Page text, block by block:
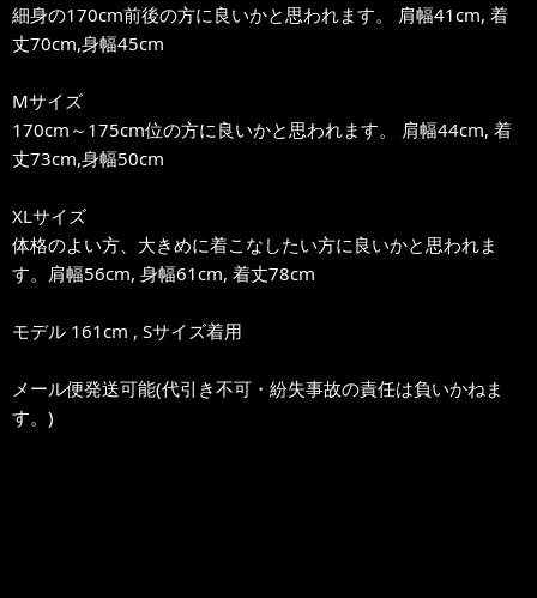
細身の170cm前後の方に良いかと思われます。 肩幅41cm, 着
丈70cm,身幅45cm
Mサイズ
170cm～175cm位の方に良いかと思われます。 肩幅44cm, 着
丈73cm,身幅50cm
XLサイズ
体格のよい方、大きめに着こなしたい方に良いかと思われま
す。肩幅56cm, 身幅61cm, 着丈78cm
モデル 161cm , Sサイズ着用
メール便発送可能(代引き不可・紛失事故の責任は負いかねま
す。)